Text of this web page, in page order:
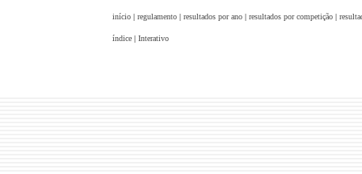
início | regulamento | resultados por ano | resultados por competição |
índice | Interativo